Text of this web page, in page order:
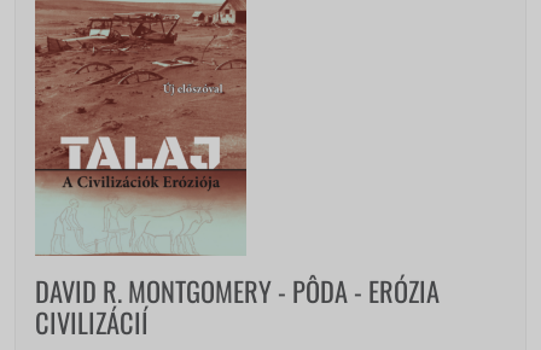
DAVID R. MONTGOMERY - PÔDA - ERÓZIA
CIVILIZÁCIÍ